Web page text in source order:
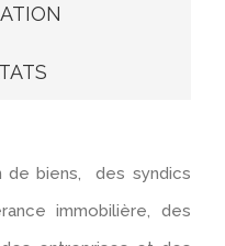
de biens, des syndics
immobilière, des